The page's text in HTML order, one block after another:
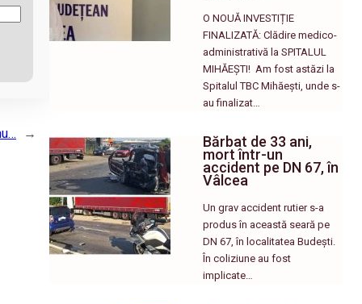
→
O NOUĂ INVESTIȚIE
FINALIZATĂ: Clădire medico-
administrativă la SPITALUL
MIHĂEȘTI! ​ Am fost astăzi la
Spitalul TBC Mihăești, unde s-
au finalizat…
Bărbat de 33 ani,
mort într-un
accident pe DN 67, în
Vâlcea
Un grav accident rutier s-a
produs în această seară pe
DN 67, în localitatea Budești.
În coliziune au fost
implicate…